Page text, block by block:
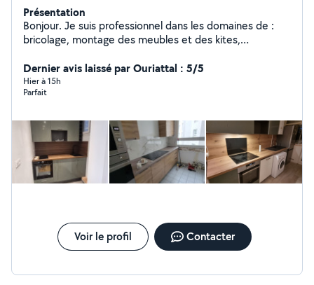
Présentation
Bonjour. Je suis professionnel dans les domaines de :
bricolage, montage des meubles et des kites,
j'ai passé pleureuses formatait en France. Je vous
propose mes services étant que débutant dans le site,
je suis qualifié dans le domaine indiqué. Je vous propose
Dernier avis laissé par Ouriattal : 5/5
Hier à 15h
Parfait
Voir le profil Contacter